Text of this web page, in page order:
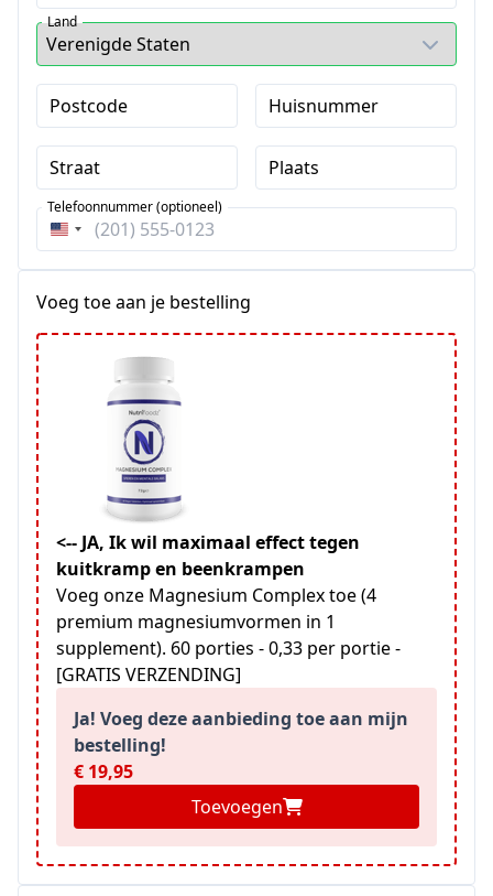
Land
Postcode Huisnummer
Straat Plaats
Verenigde
Telefoonnummer (optioneel)
Voeg toe aan je bestelling
<-- JA, Ik wil maximaal effect tegen
kuitkramp en beenkrampen
Voeg onze Magnesium Complex toe (4
premium magnesiumvormen in 1
supplement). 60 porties - 0,33 per portie -
[GRATIS VERZENDING]
Ja! Voeg deze aanbieding toe aan mijn
bestelling!
€ 19,95
Toevoegen